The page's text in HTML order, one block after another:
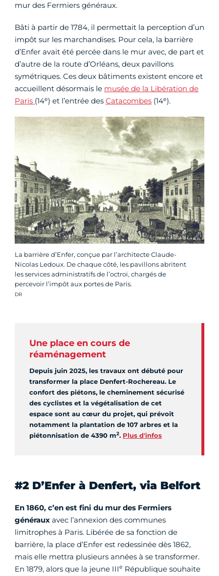
mur des Fermiers généraux.
Bâti à partir de 1784, il permettait la perception d’un
impôt sur les marchandises. Pour cela, la barrière
d’Enfer avait été percée dans le mur avec, de part et
d’autre de la route d’Orléans, deux pavillons
symétriques. Ces deux bâtiments existent encore et
accueillent désormais le musée de la Libération de
Paris (14e) et l’entrée des Catacombes (14e).
La barrière d’Enfer, conçue par l’architecte Claude-
Nicolas Ledoux. De chaque côté, les pavillons abritent
les services administratifs de l’octroi, chargés de
percevoir l’impôt aux portes de Paris.
Crédit photo :
DR
Une place en cours de
réaménagement
Depuis juin 2025, les travaux ont débuté pour
transformer la place Denfert-Rochereau. Le
confort des piétons, le cheminement sécurisé
des cyclistes et la végétalisation de cet
espace sont au cœur du projet, qui prévoit
notamment la plantation de 107 arbres et la
piétonnisation de 4390 m2. Plus d'infos
#2 D’Enfer à Denfert, via Belfort
En 1860, c’en est fini du mur des Fermiers
généraux avec l’annexion des communes
limitrophes à Paris. Libérée de sa fonction de
barrière, la place d’Enfer est redessinée dès 1862,
mais elle mettra plusieurs années à se transformer.
En 1879, alors que la jeune IIIe République souhaite